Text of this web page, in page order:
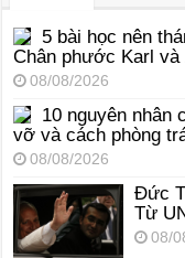
5 bài học nên
Chân phước Karl và
08/08/2026
10 nguyên nhân
vỡ và cách phòng
08/08/2026
Đức
Từ
08/